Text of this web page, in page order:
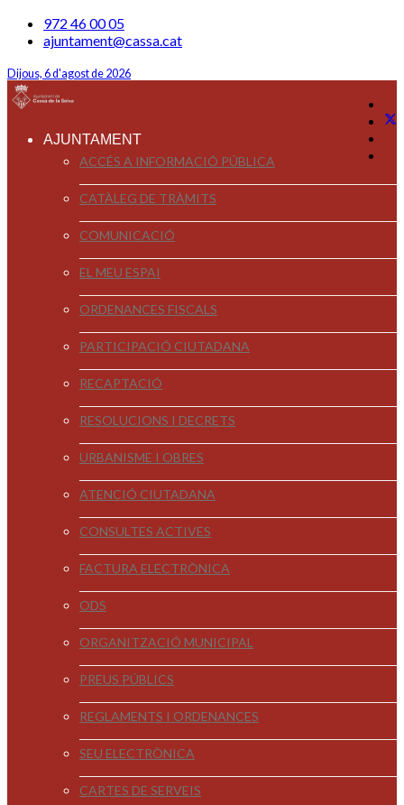
972 46 00 05
ajuntament@cassa.cat
Dijous, 6 d'agost de 2026
AJUNTAMENT
ACCÉS A INFORMACIÓ PÚBLICA
CATÀLEG DE TRÀMITS
COMUNICACIÓ
EL MEU ESPAI
ORDENANCES FISCALS
PARTICIPACIÓ CIUTADANA
RECAPTACIÓ
RESOLUCIONS I DECRETS
URBANISME I OBRES
ATENCIÓ CIUTADANA
CONSULTES ACTIVES
FACTURA ELECTRÒNICA
ODS
ORGANITZACIÓ MUNICIPAL
PREUS PÚBLICS
REGLAMENTS I ORDENANCES
SEU ELECTRÒNICA
CARTES DE SERVEIS